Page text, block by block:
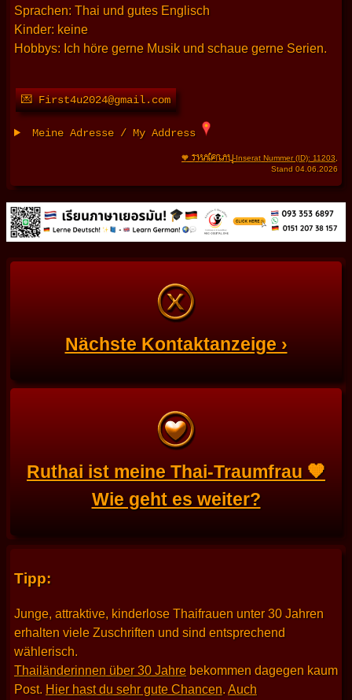
Sprachen: Thai und gutes Englisch
Kinder: keine
Hobbys: Ich höre gerne Musik und schaue gerne Serien.
💌 First4u2024@gmail.com
Meine Adresse / My Address
🧡 THAIFRAU-Inserat Nummer (ID): 11203
Stand 04.06.2026
Nächste Kontaktanzeige ›
Ruthai ist meine Thai-Traumfrau 🧡
Wie geht es weiter?
Tipp:
Junge, attraktive, kinderlose Thaifrauen unter 30 Jahren
erhalten viele Zuschriften und sind entsprechend
wählerisch.
Thailänderinnen über 30 Jahre bekommen dagegen kaum
Post. Hier hast du sehr gute Chancen. Auch